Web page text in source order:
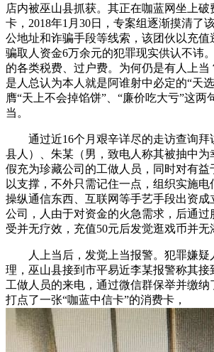
店内被巫山县抓获。其正在咖蓝网坐上破
卡，2018年1月30日，专案组逐渐摸清了
公地址和诈骗手段等线索，该团伙以充值
骗取人资金6万余元的犯罪现实供认不讳
的各类税费、过户费。为何仍是有人上
是人总认为本人就是阿谁射中必定的“天
膺“天上不会掉馅饼”、“廉价吃大亏”这两
当。
通过近16个月艰辛详尽的走访查询拜
县人）、朱某（男，致电人称其被抽中为
假充为珍藏公司的工做人员，同时对有益
以支撑，不外只需记住一点，组织实施电
操纵通信东西、互联网等手艺手段出资成
公司，人由于对资金的火急需求，后通过
受并无疗效，充值50元后发觉逛戏币并无
人上当后，发觉上当报警。犯罪嫌疑
理，巫山县接到市平易近李某报警称其接
工做人员的来电，通过微信群保举并缴纳
打点了一张“咖蓝中信卡”的消费卡，